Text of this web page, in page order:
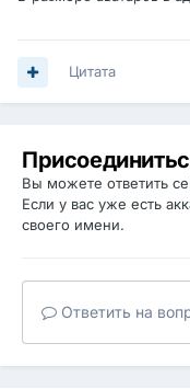
Цитата
Вы можете ответить
Если у вас уже есть
своего имени.
Ответить на